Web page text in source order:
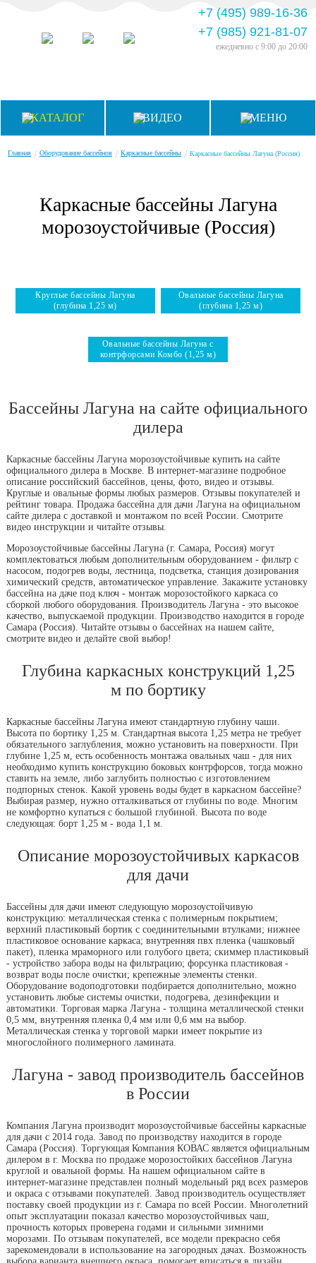
+7 (495) 989-16-36
+7 (985) 921-81-07
ежедневно с 9:00 до 20:00
КАТАЛОГ ВИДЕО МЕНЮ
Главная / Оборудование бассейнов / Каркасные бассейны / Каркасные бассейны Лагуна (Россия)
Каркасные бассейны Лагуна
морозоустойчивые (Россия)
Круглые бассейны Лагуна
(глубина 1,25 м)
Овальные бассейны Лагуна
(глубина 1,25 м)
Овальные бассейны Лагуна с
контрфорсами Комбо (1,25 м)
Бассейны Лагуна на сайте официального
дилера
Каркасные бассейны Лагуна морозоустойчивые купить на сайте
официального дилера в Москве. В интернет-магазине подробное
описание российский бассейнов, цены, фото, видео и отзывы.
Круглые и овальные формы любых размеров. Отзывы покупателей и
рейтинг товара. Продажа бассейна для дачи Лагуна на официальном
сайте дилера с доставкой и монтажом по всей России. Смотрите
видео инструкции и читайте отзывы.
Морозоустойчивые бассейны Лагуна (г. Самара, Россия) могут
комплектоваться любым дополнительным оборудованием - фильтр с
насосом, подогрев воды, лестница, подсветка, станция дозирования
химический средств, автоматическое управление. Закажите установку
бассейна на даче под ключ - монтаж морозостойкого каркаса со
сборкой любого оборудования. Производитель Лагуна - это высокое
качество, выпускаемой продукции. Производство находится в городе
Самара (Россия). Читайте отзывы о бассейнах на нашем сайте,
смотрите видео и делайте свой выбор!
Глубина каркасных конструкций 1,25
м по бортику
Каркасные бассейны Лагуна имеют стандартную глубину чаши.
Высота по бортику 1,25 м. Стандартная высота 1,25 метра не требует
обязательного заглубления, можно установить на поверхности. При
глубине 1,25 м, есть особенность монтажа овальных чаш - для них
необходимо купить конструкцию боковых контрфорсов, тогда можно
ставить на земле, либо заглубить полностью с изготовлением
подпорных стенок. Какой уровень воды будет в каркасном бассейне?
Выбирая размер, нужно отталкиваться от глубины по воде. Многим
не комфортно купаться с большой глубиной. Высота по воде
следующая: борт 1,25 м - вода 1,1 м.
Описание морозоустойчивых каркасов
для дачи
Бассейны для дачи имеют следующую морозоустойчивую
конструкцию: металлическая стенка с полимерным покрытием;
верхний пластиковый бортик с соединительными втулками; нижнее
пластиковое основание каркаса; внутренняя пвх пленка (чашковый
пакет), пленка мраморного или голубого цвета; скиммер пластиковый
- устройство забора воды на фильтрацию; форсунка пластиковая -
возврат воды после очистки; крепежные элементы стенки.
Оборудование водоподготовки подбирается дополнительно, можно
установить любые системы очистки, подогрева, дезинфекции и
автоматики. Торговая марка Лагуна - толщина металлической стенки
0,5 мм, внутренняя пленка 0,4 мм или 0,6 мм на выбор.
Металлическая стенка у торговой марки имеет покрытие из
многослойного полимерного ламината.
Лагуна - завод производитель бассейнов
в России
Компания Лагуна производит морозоустойчивые бассейны каркасные
для дачи с 2014 года. Завод по производству находится в городе
Самара (Россия). Торгующая Компания КОВАС является официальным
дилером в г. Москва по продаже морозостойких бассейнов Лагуна
круглой и овальной формы. На нашем официальном сайте в
интернет-магазине представлен полный модельный ряд всех размеров
и окраса с отзывами покупателей. Завод производитель осуществляет
поставку своей продукции из г. Самара по всей России. Многолетний
опыт эксплуатации показал качество морозоустойчивых чаш,
прочность которых проверена годами и сильными зимними
морозами. По отзывам покупателей, все модели прекрасно себя
зарекомендовали в использование на загородных дачах. Возможность